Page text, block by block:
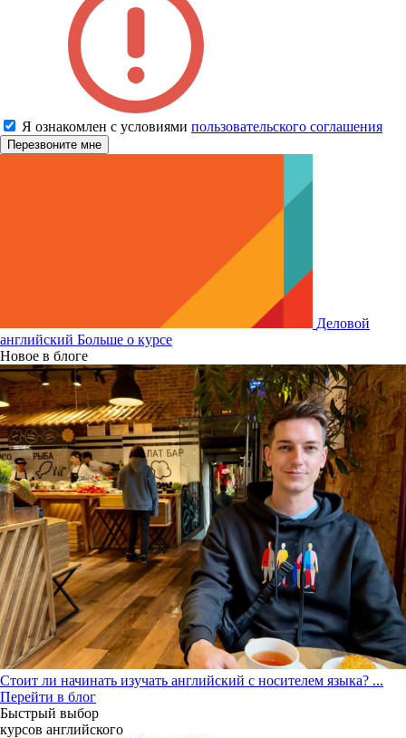
Я ознакомлен с условиями пользовательского соглашения
Деловой
английский Больше о курсе
Новое в блоге
Стоит ли начинать изучать английский с носителем языка? ...
Перейти в блог
Быстрый выбор
курсов английcкого